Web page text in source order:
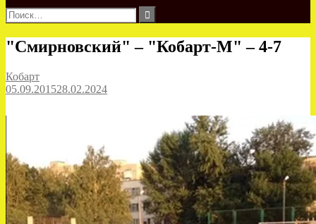
Найти:
"Смирновский" – "Кобарт-М" – 4-7
Кобарт
05.09.201528.02.2024